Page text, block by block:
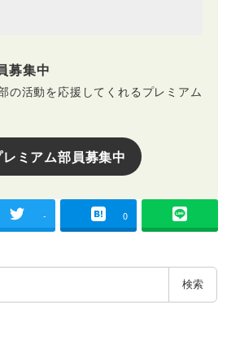
募集中
の活動を応援してくれるプレミアム
レミアム部員募集中
- 0
検索